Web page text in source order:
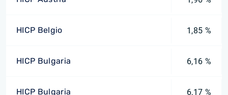
HICP Belgio 1,85 %
HICP Bulgaria 6,16 %
HICP Bulgaria 6,17 %